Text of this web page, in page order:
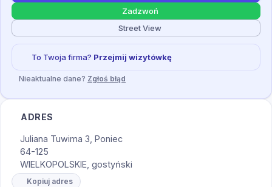
Zadzwoń
Street View
To Twoja firma? Przejmij wizytówkę
Nieaktualne dane? Zgłoś błąd
ADRES
Juliana Tuwima 3, Poniec
64-125
WIELKOPOLSKIE, gostyński
Kopiuj adres